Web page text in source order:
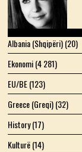
Albania (Shqipëri)(20)
Ekonomi(4 281)
EU/BE(123)
Greece (Greqi)(32)
History(17)
Kulturë(14)